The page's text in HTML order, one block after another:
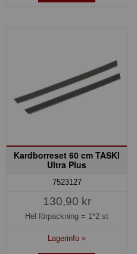
Kardborreset 60 cm TASKI
Ultra Plus
7523127
130,90 kr
Hel förpackning = 1*2 st
Lagerinfo »